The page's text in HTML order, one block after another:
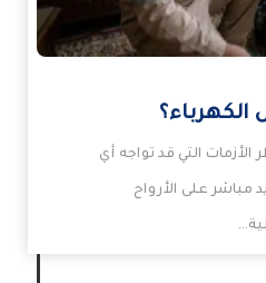
التي قد تواجه أي
مباشر على الأرواح